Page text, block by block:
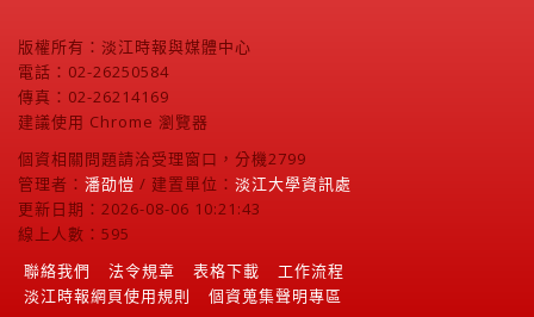
版權所有：淡江時報與媒體中心
電話：02-26250584
傳真：02-26214169
建議使用 Chrome 瀏覽器
個資相關問題請洽受理窗口，分機2799
管理者： 潘劭愷 / 建置單位： 淡江大學資訊處
更新日期：2026-08-06 10:21:43
線上人數：595
聯絡我們
法令規章 表格下載
工作流程
淡江時報網頁使用規則
個資蒐集聲明專區